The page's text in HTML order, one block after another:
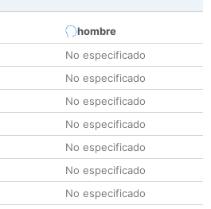
hombre
No especificado
No especificado
No especificado
No especificado
No especificado
No especificado
No especificado